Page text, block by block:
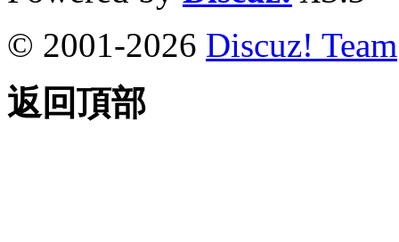
© 2001-2026 Discuz! Team
返回頂部